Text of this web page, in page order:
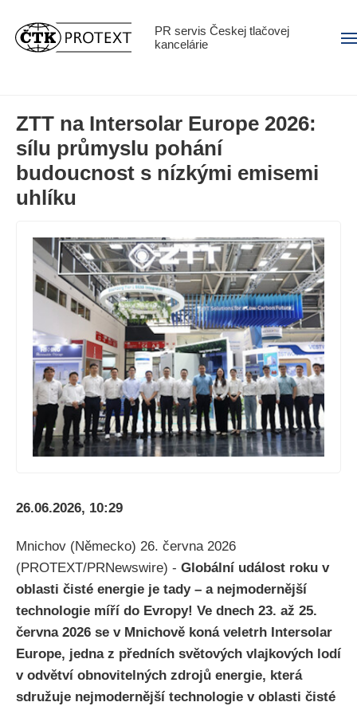
PR servis Českej tlačovej
kancelárie
ZTT na Intersolar Europe 2026:
sílu průmyslu pohání
budoucnost s nízkými emisemi
uhlíku
26.06.2026, 10:29
Mnichov (Německo) 26. června 2026
(PROTEXT/PRNewswire) - Globální událost roku v
oblasti čisté energie je tady – a nejmodernější
technologie míří do Evropy! Ve dnech 23. až 25.
června 2026 se v Mnichově koná veletrh Intersolar
Europe, jedna z předních světových vlajkových lodí
v odvětví obnovitelných zdrojů energie, která
sdružuje nejmodernější technologie v oblasti čisté